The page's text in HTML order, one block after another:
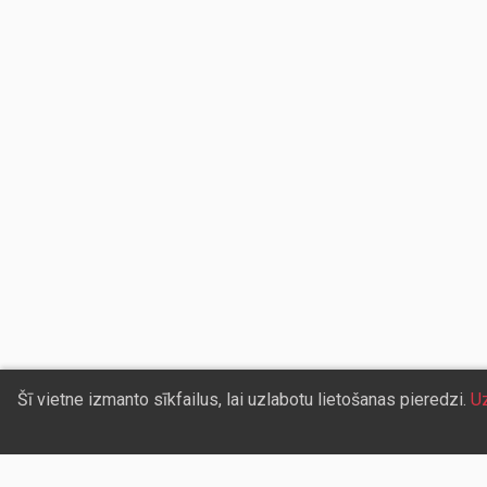
Šī vietne izmanto sīkfailus, lai uzlabotu lietošanas pieredzi.